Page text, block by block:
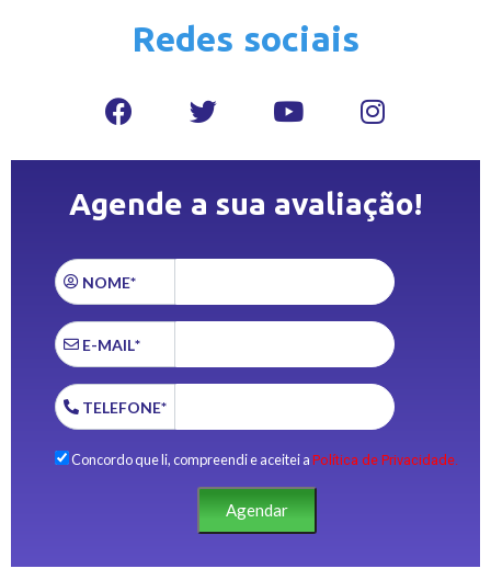
Redes sociais
Agende a sua avaliação!
NOME*
E-MAIL*
TELEFONE*
Concordo que li, compreendi e aceitei a Política de Privacidade.
Agendar